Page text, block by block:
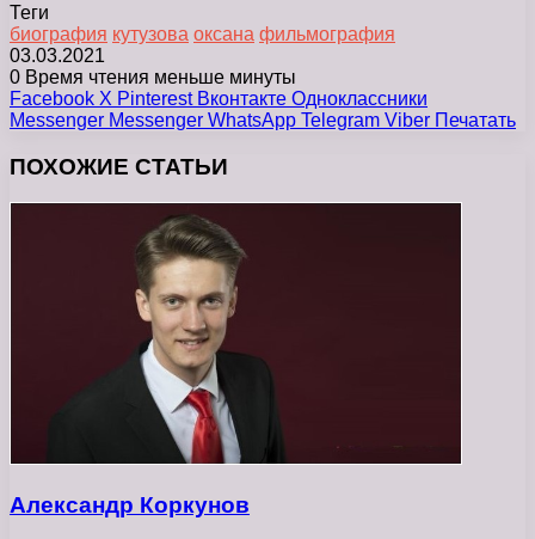
Теги
биография кутузова оксана фильмография
03.03.2021
0 Время чтения меньше минуты
Facebook X Pinterest Вконтакте Одноклассники
Messenger Messenger WhatsApp Telegram Viber Печатать
ПОХОЖИЕ СТАТЬИ
Александр Коркунов